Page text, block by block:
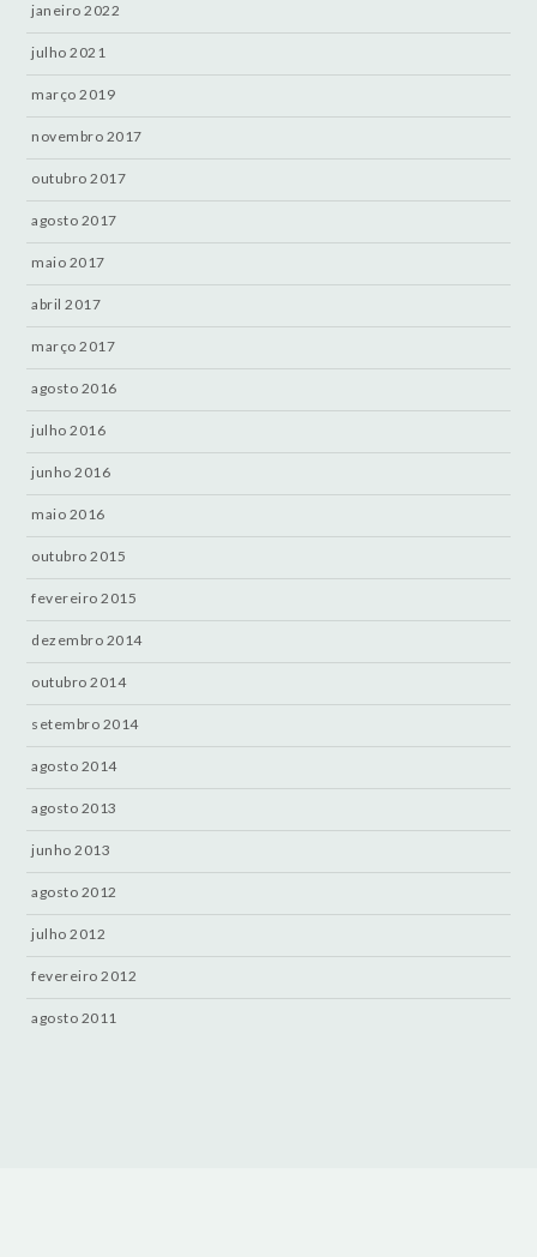
janeiro 2022
julho 2021
março 2019
novembro 2017
outubro 2017
agosto 2017
maio 2017
abril 2017
março 2017
agosto 2016
julho 2016
junho 2016
maio 2016
outubro 2015
fevereiro 2015
dezembro 2014
outubro 2014
setembro 2014
agosto 2014
agosto 2013
junho 2013
agosto 2012
julho 2012
fevereiro 2012
agosto 2011